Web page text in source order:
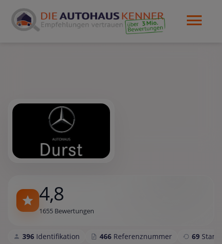
4,8
1655 Bewertungen
396 Identifikation 466 Referenznummer 69